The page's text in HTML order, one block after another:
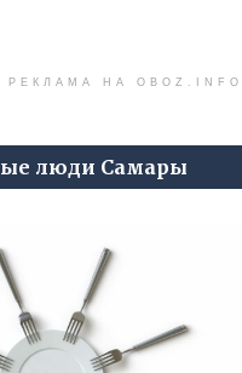
НА OBOZ.INFO
люди Самары